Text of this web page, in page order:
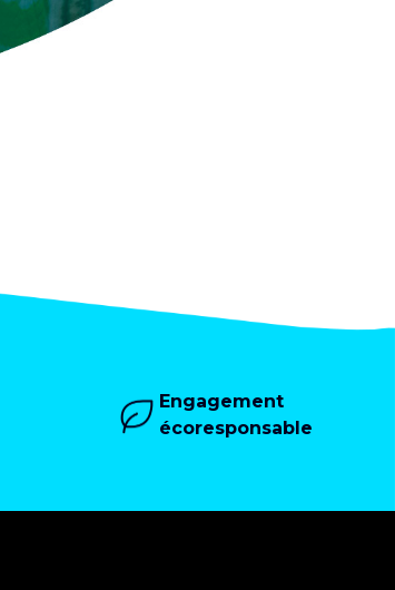
Engagement
écoresponsable